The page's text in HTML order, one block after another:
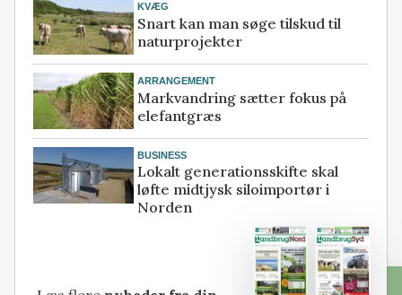
KVÆG
Snart kan man søge tilskud til
naturprojekter
ARRANGEMENT
Markvandring sætter fokus på
elefantgræs
BUSINESS
Lokalt generationsskifte skal
løfte midtjysk siloimportør i
Norden